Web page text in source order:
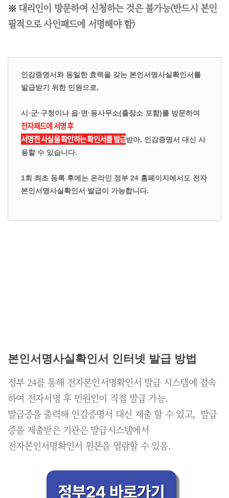
※ 대리인이 방문하여 신청하는 것은 불가능(반드시 본인
필적으로 사인패드에 서명해야 함)
인감증명서와 동일한 효력을 갖는 본인서명사실확인서를
발급받기 위한 민원으로,
시·군·구청이나 읍·면·동사무소(출장소 포함)를 방문하여
전자패드에 서명 후
서명한 사실을 확인하는 확인서를 발급받아, 인감증명서 대신 사
용할 수 있습니다.
1회 최초 등록 후에는 온라인 정부 24 홈페이지에서도 전자
본인서명사실확인서 발급이 가능합니다.
본인서명사실확인서 인터넷 발급 방법
정부 24를 통해 전자본인서명확인서 발급 시스템에 접속
하여 전자서명 후 민원인이 직접 발급 가능.
발급증을 출력해 인감증명서 대신 제출 할 수 있고, 발급
증을 제출받은 기관은 발급시스템에서
전자본인서명확인서 원본을 열람할 수 있음.